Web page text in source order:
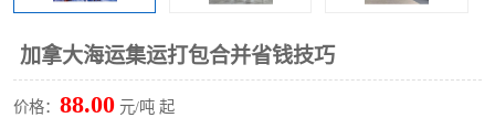
加拿大海运集运打包合并省钱技巧
价格： 88.00 元/吨 起